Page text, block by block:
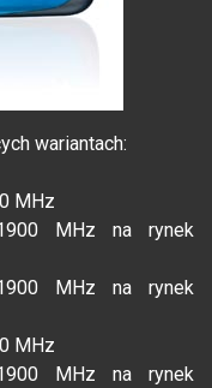
wariantach:
MHz
MHz na rynek
MHz na rynek
MHz
MHz na rynek